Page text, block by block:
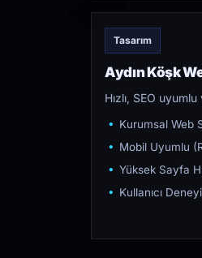
Tasarım
Aydın Köşk
Hızlı, SEO
Kurumsal Web
Mobil Uyumlu
Yüksek Sayfa
Kullanıcı